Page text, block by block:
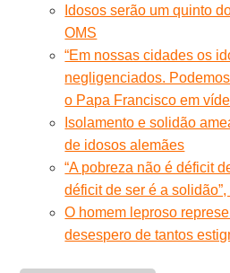
Idosos serão um quinto
OMS
“Em nossas cidades os
negligenciados.
o Papa Francisco em
Isolamento e solidão
de idosos alemães
“A pobreza não é déficit
déficit de ser é a
O homem leproso
desespero de tantos